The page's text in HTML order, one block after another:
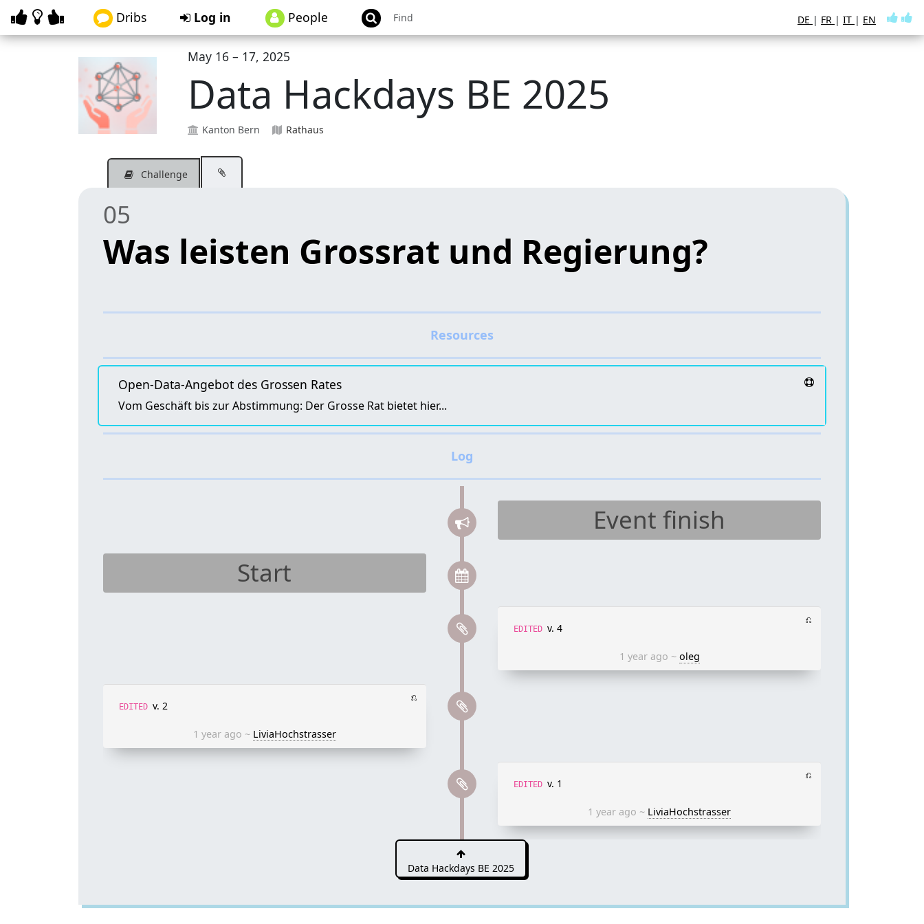
Dribs Log in People
May 16 – 17, 2025
Data Hackdays BE 2025
Kanton Bern Rathaus
Challenge
05
Was leisten Grossrat und Regierung?
Open-Data-Angebot des Grossen Rates
Vom Geschäft bis zur Abstimmung: Der Grosse Rat bietet hier...
Event finish
Start
⎌
EDITED v. 4
1 year ago ~ oleg
⎌
EDITED v. 2
1 year ago ~ LiviaHochstrasser
⎌
EDITED v. 1
1 year ago ~ LiviaHochstrasser
Data Hackdays BE 2025
DE | FR | IT | EN